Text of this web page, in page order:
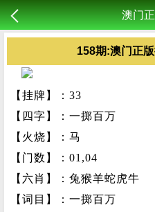
澳门
158期:澳门正
【挂牌】：33
【四字】：一掷百万
【火烧】：马
【门数】：01,04
【六肖】：兔猴羊蛇虎牛
【词目】：一掷百万